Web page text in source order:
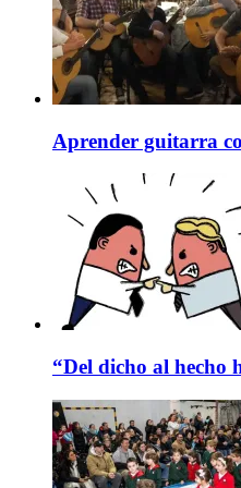
Aprender guitarra
“Del dicho al hecho